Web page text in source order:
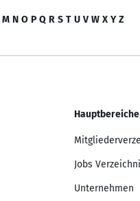
M N O P Q R S T U V W X Y Z
Hauptbereiche
Jobs
Unternehmen